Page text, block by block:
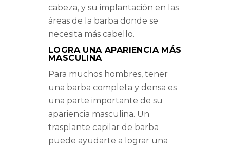
cabeza, y su implantación en las
áreas de la barba donde se
necesita más cabello.
LOGRA UNA APARIENCIA MÁS
MASCULINA
Para muchos hombres, tener
una barba completa y densa es
una parte importante de su
apariencia masculina. Un
trasplante capilar de barba
puede ayudarte a lograr una